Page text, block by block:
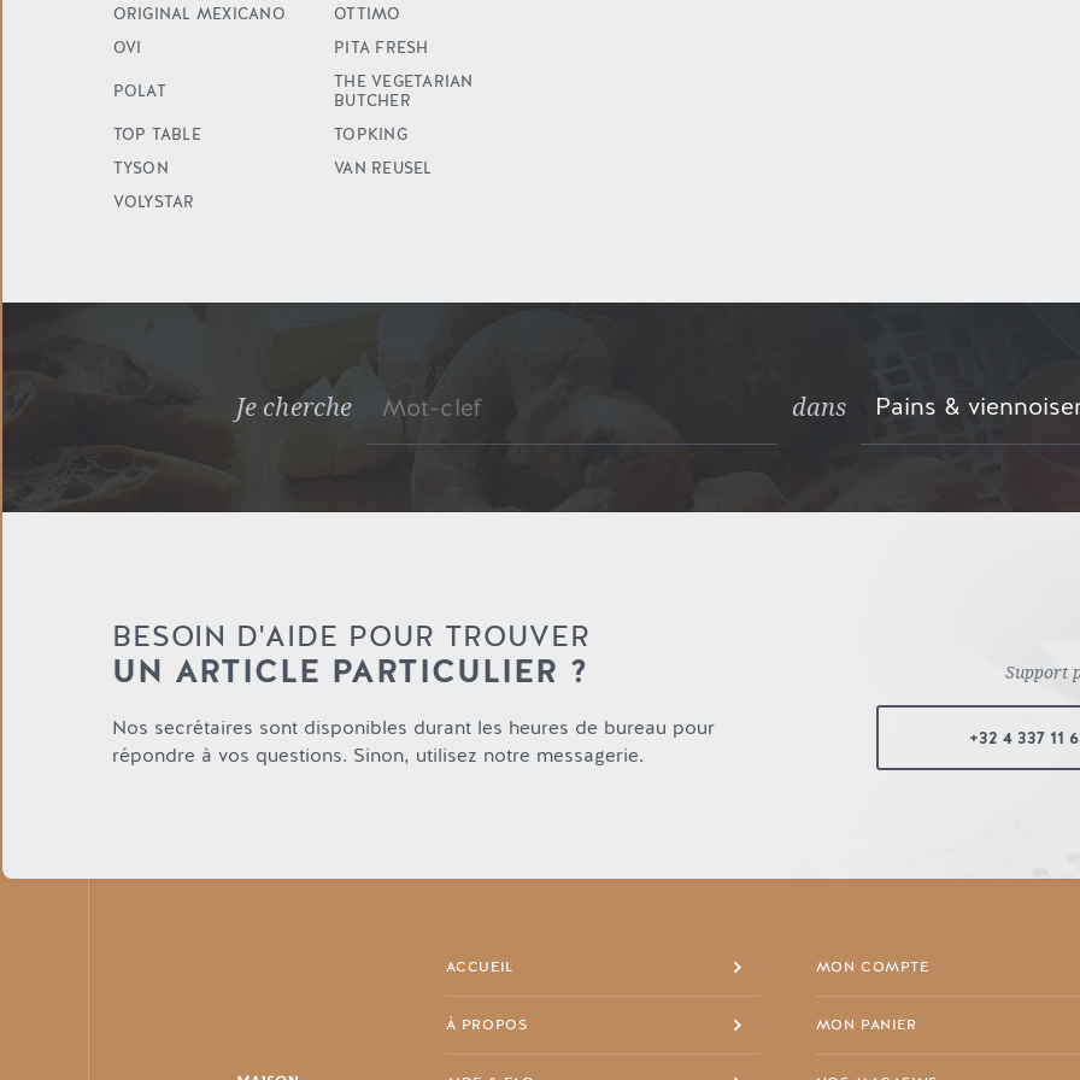
ORIGINAL MEXICANO
OTTIMO
OVI
PITA FRESH
POLAT
THE VEGETARIAN
BUTCHER
TOP TABLE
TOPKING
TYSON
VAN REUSEL
VOLYSTAR
Je cherche dans Pains &
BESOIN D'AIDE POUR TROUVER
UN ARTICLE PARTICULIER ?
Nos secrétaires sont disponibles durant les heures de bureau pour
répondre à vos questions. Sinon, utilisez notre messagerie.
Support
+32 4 337 11
ACCUEIL
À PROPOS
MON COMPTE
MON PANIER